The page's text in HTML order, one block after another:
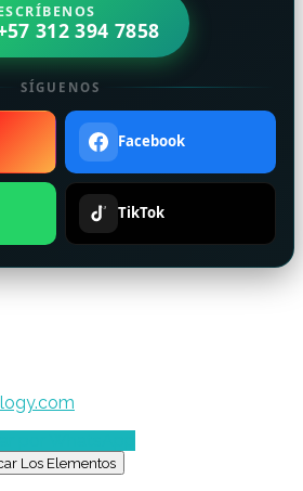
312 394 7858
SÍGUENOS
Facebook
TikTok
Los Elementos